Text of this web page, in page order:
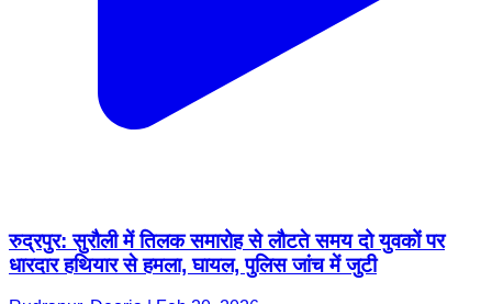
रुद्रपुर: सुरौली में तिलक समारोह से लौटते समय दो युवकों पर
धारदार हथियार से हमला, घायल, पुलिस जांच में जुटी